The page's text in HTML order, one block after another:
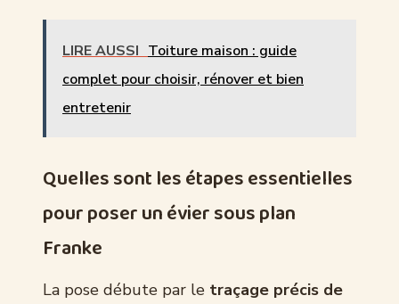
LIRE AUSSI Toiture maison : guide
complet pour choisir, rénover et bien
entretenir
Quelles sont les étapes essentielles
pour poser un évier sous plan
Franke
La pose débute par le traçage précis de